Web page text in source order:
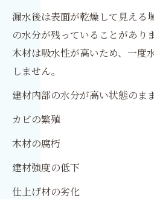
漏水後は表面が乾燥して見える
の水分が残っていることがあり
木材は吸水性が高いため、一度
しません。
建材内部の水分が高い状態のま
カビの繁殖
木材の腐朽
建材強度の低下
仕上げ材の劣化